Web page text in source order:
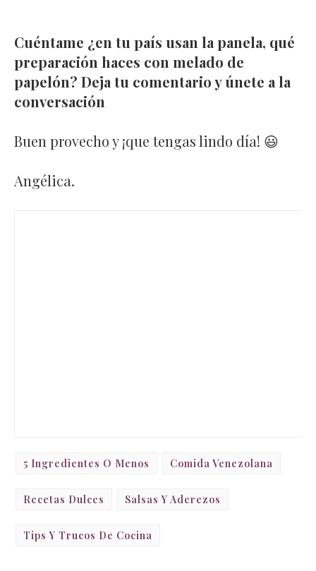
Cuéntame ¿en tu país usan la panela, qué
preparación haces con melado de
papelón? Deja tu comentario y únete a la
conversación
Buen provecho y ¡que tengas lindo día! 😃
Angélica.
5 Ingredientes O Menos Comida Venezolana
Recetas Dulces Salsas Y Aderezos
Tips Y Trucos De Cocina